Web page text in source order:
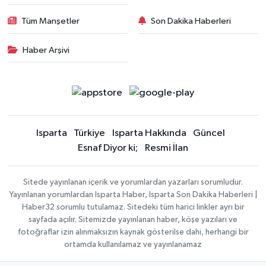
Tüm Manşetler Son Dakika Haberleri
Haber Arşivi
Isparta Türkiye Isparta Hakkında
Güncel
Esnaf Diyor ki;
Resmi İlan
Sitede yayınlanan içerik ve yorumlardan yazarları sorumludur.
Yayınlanan yorumlardan Isparta Haber, Isparta Son Dakika Haberleri |
Haber32 sorumlu tutulamaz. Sitedeki tüm harici linkler ayrı bir
sayfada açılır. Sitemizde yayınlanan haber, köşe yazıları ve
fotoğraflar izin alınmaksızın kaynak gösterilse dahi, herhangi bir
ortamda kullanılamaz ve yayınlanamaz